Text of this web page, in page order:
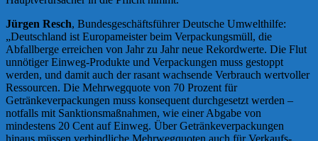
Jürgen Resch, Bundesgeschäftsführer Deutsche Umwelthilfe:
„Deutschland ist Europameister beim Verpackungsmüll, die
Abfallberge erreichen von Jahr zu Jahr neue Rekordwerte. Die Flut
unnötiger Einweg-Produkte und Verpackungen muss gestoppt
werden, und damit auch der rasant wachsende Verbrauch wertvoller
Ressourcen. Die Mehrwegquote von 70 Prozent für
Getränkeverpackungen muss konsequent durchgesetzt werden –
notfalls mit Sanktionsmaßnahmen, wie einer Abgabe von
mindestens 20 Cent auf Einweg. Über Getränkeverpackungen
hinaus müssen verbindliche Mehrwegquoten auch für Verkaufs-,